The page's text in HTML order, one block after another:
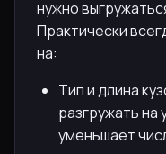
нужно
Практически
на:
Тип и длина
разгружать на
уменьшает